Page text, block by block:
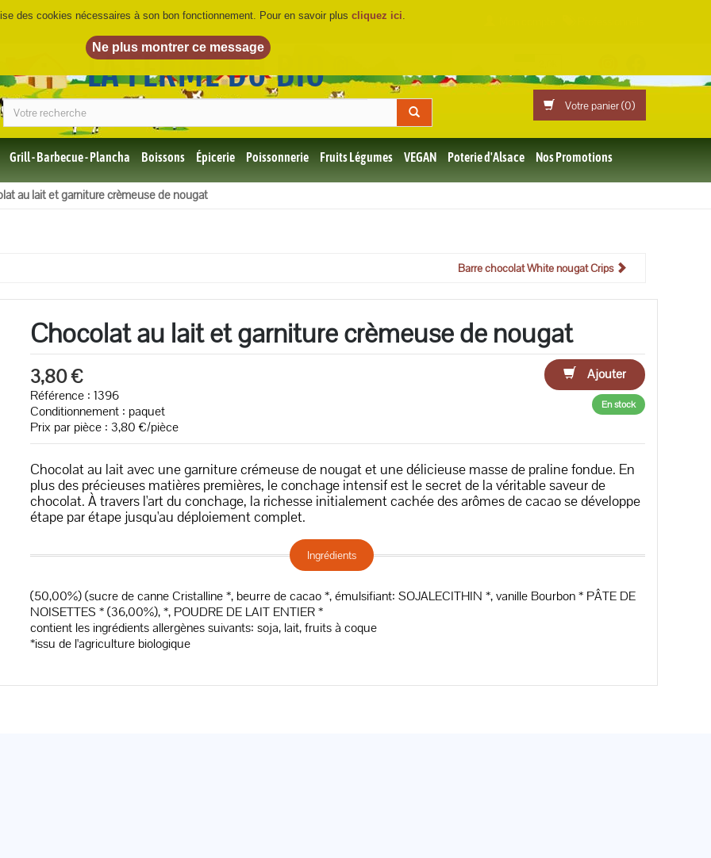
LA FERME DU BIO
Votre panier (0)
Grill - Barbecue - Plancha Boissons Épicerie
les
Poissonnerie Fruits Légumes VEGAN Poterie d'Alsace Nos Promotions
au lait et garniture crèmeuse de nougat
Barre chocolat White nougat Crips
Chocolat au lait et garniture crèmeuse de nougat
3,80 €
Ajouter
Référence : 1396
Conditionnement : paquet
Prix par pièce : 3,80 €/pièce
En stock
Chocolat au lait avec une garniture crémeuse de nougat et une délicieuse masse de praline fondue. En
plus des précieuses matières premières, le conchage intensif est le secret de la véritable saveur de
chocolat. À travers l'art du conchage, la richesse initialement cachée des arômes de cacao se développe
étape par étape jusqu'au déploiement complet.
Ingrédients
(50,00%) (sucre de canne Cristalline *, beurre de cacao *, émulsifiant: SOJALECITHIN *, vanille Bourbon * PÂTE DE
NOISETTES * (36,00%), *, POUDRE DE LAIT ENTIER *
contient les ingrédients allergènes suivants: soja, lait, fruits à coque
*issu de l'agriculture biologique
des cookies nécessaires à son bon fonctionnement. Pour en savoir plus cliquez ici.